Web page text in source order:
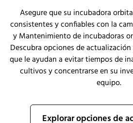
Asegure que su incubadora
consistentes y confiables con la
y Mantenimiento de incubadoras
Descubra opciones de
que le ayudan a evitar tiempos de
cultivos y concentrarse en su
equipo.
Explorar opciones de